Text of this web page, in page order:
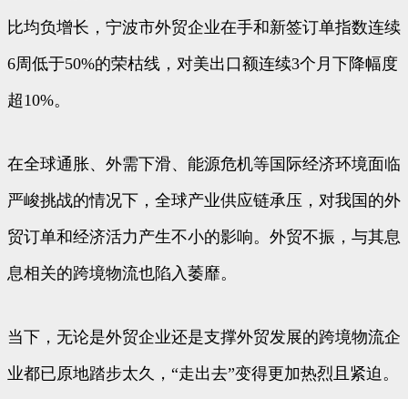
比均负增长，宁波市外贸企业在手和新签订单指数连续
6周低于50%的荣枯线，对美出口额连续3个月下降幅度
超10%。
在全球通胀、外需下滑、能源危机等国际经济环境面临
严峻挑战的情况下，全球产业供应链承压，对我国的外
贸订单和经济活力产生不小的影响。外贸不振，与其息
息相关的跨境物流也陷入萎靡。
当下，无论是外贸企业还是支撑外贸发展的跨境物流企
业都已原地踏步太久，“走出去”变得更加热烈且紧迫。